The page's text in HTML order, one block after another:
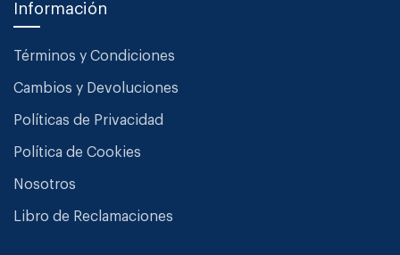
Información
Términos y Condiciones
Cambios y Devoluciones
Políticas de Privacidad
Política de Cookies
Nosotros
Libro de Reclamaciones